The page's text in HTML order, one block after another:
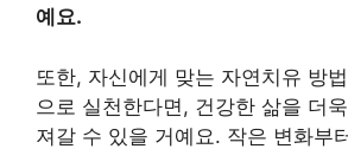
예요.
또한, 자신에게 맞는 자연치유 방
으로 실천한다면, 건강한 삶을 더
져갈 수 있을 거예요. 작은 변화부